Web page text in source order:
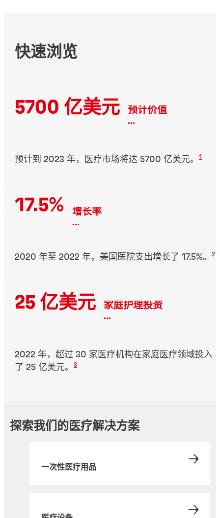
快速浏览
5700 亿美元 预计价值
...
预计到 2023 年，医疗市场将达 5700 亿美元。 1
17.5% 增长率
...
2020 年至 2022 年，美国医院支出增长了 17.5%。 2
25 亿美元 家庭护理投资
...
2022 年，超过 30 家医疗机构在家庭医疗领域投入
了 25 亿美元。
3
探索我们的医疗解决方案
一次性医疗用品